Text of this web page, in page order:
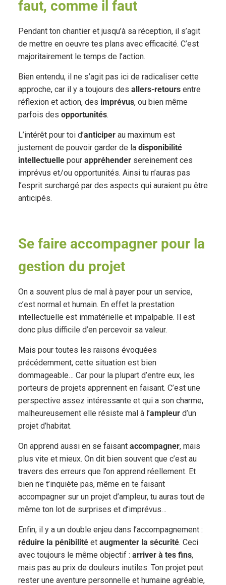
faut, comme il faut
Pendant ton chantier et jusqu’à sa réception, il s’agit
de mettre en oeuvre tes plans avec efficacité. C’est
majoritairement le temps de l’action.
Bien entendu, il ne s’agit pas ici de radicaliser cette
approche, car il y a toujours des allers-retoursentre
réflexion et action, des imprévus, ou bien même
parfois des opportunités.
L’intérêt pour toi d’anticiperau maximum est
justement de pouvoir garder de la disponibilité
intellectuellepour appréhender sereinement ces
imprévus et/ou opportunités. Ainsi tu n’auras pas
l’esprit surchargé par des aspects qui auraient pu être
anticipés.
Se faire accompagner pour la
gestion du projet
On a souvent plus de mal à payer pour un service,
c’est normal et humain. En effet la prestation
intellectuelle est immatérielle et impalpable. Il est
donc plus difficile d’en percevoir sa valeur.
Mais pour toutes les raisons évoquées
précédemment, cette situation est bien
dommageable… Car pour la plupart d’entre eux, les
porteurs de projets apprennent en faisant. C’est une
perspective assez intéressante et qui a son charme,
malheureusement elle résiste mal à l’ampleurd’un
projet d’habitat.
On apprend aussi en se faisant accompagner, mais
plus vite et mieux. On dit bien souvent que c’est au
travers des erreurs que l’on apprend réellement. Et
bien ne t’inquiète pas, même en te faisant
accompagner sur un projet d’ampleur, tu auras tout de
même ton lot de surprises et d’imprévus…
Enfin, il y a un double enjeu dans l’accompagnement :
réduire la pénibilitéet augmenter la sécurité. Ceci
avec toujours le même objectif : arriver à tes fins,
mais pas au prix de douleurs inutiles. Ton projet peut
rester une aventure personnelle et humaine agréable,